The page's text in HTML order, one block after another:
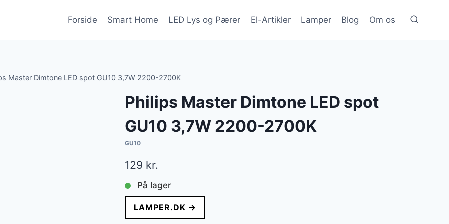
Forside Smart Home LED Lys og Pærer El-Artikler Lamper Blog Om os
Master Dimtone LED spot GU10 3,7W 2200-2700K
Philips Master Dimtone LED spot
GU10 3,7W 2200-2700K
GU10
129 kr.
På lager
LAMPER.DK →